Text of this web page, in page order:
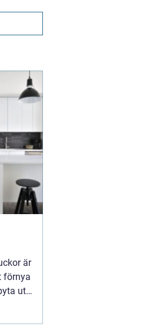
är
förnya
ut
Många